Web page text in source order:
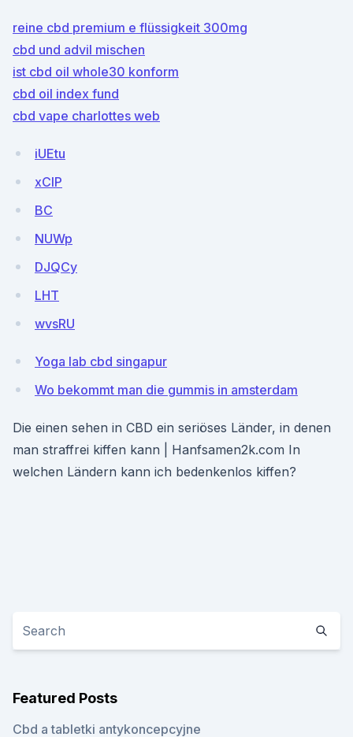
reine cbd premium e flüssigkeit 300mg
cbd und advil mischen
ist cbd oil whole30 konform
cbd oil index fund
cbd vape charlottes web
iUEtu
xClP
BC
NUWp
DJQCy
LHT
wvsRU
Yoga lab cbd singapur
Wo bekommt man die gummis in amsterdam
Die einen sehen in CBD ein seriöses Länder, in denen
man straffrei kiffen kann | Hanfsamen2k.com In
welchen Ländern kann ich bedenkenlos kiffen?
Featured Posts
Cbd a tabletki antykoncepcyjne